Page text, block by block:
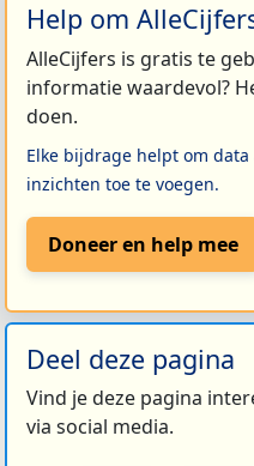
Help om
AlleCijfers is gratis te
informatie waardevol?
doen.
Elke bijdrage helpt om
inzichten toe te voegen.
Doneer en help mee
Deel deze pagina
Vind je deze pagina
via social media.